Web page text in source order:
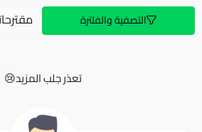
التصفية والفلترة
تعذر جلب المزيد😢